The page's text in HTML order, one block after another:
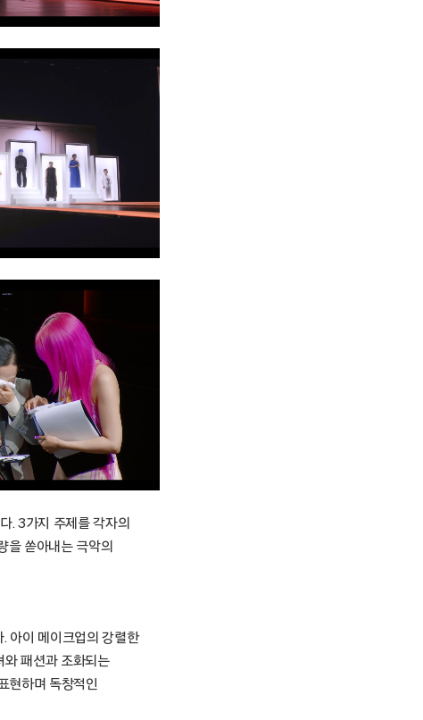
. 3가지 주제를 각자의
을 쏟아내는 극악의
아이 메이크업의 강렬한
와 패션과 조화되는
현하며 독창적인